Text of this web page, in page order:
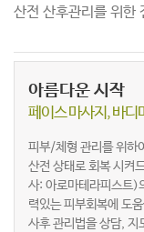
산전 산후관리를 위한
아름다운 시작
페이스 마사지, 바디
피부/체형 관리를 위하
산전 상태로 회복 시켜
사: 아로마테라피스트)
력있는 피부회복에 도
사후 관리법을 상담, 지